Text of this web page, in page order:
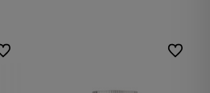
ulubionych Do